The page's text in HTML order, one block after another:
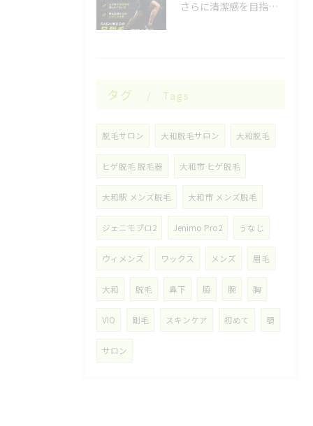
さらに清潔感を目指したい男性の皆様へ✨
タグ Tags
脱毛サロン 大和脱毛サロン 大和脱毛
ヒゲ脱毛 脱毛器 大和市 ヒゲ脱毛
大和駅 メンズ脱毛 大和市 メンズ脱毛
ジェニモプロ2 Jenimo Pro2 うなじ
ウィメンズ ワックス メンズ 眉毛
大和 脱毛 鼻下 脇 腕 胸
VIO 剛毛 スキンケア 初めて 顎
サロン